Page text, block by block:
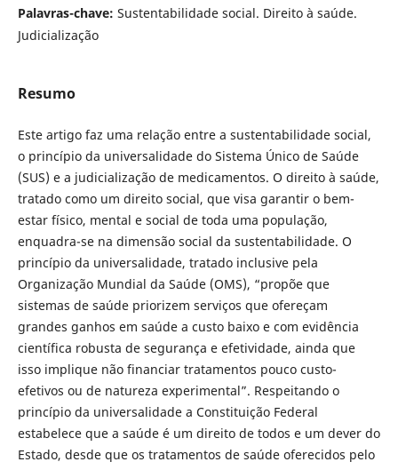
Palavras-chave: Sustentabilidade social. Direito à saúde.
Judicialização
Resumo
Este artigo faz uma relação entre a sustentabilidade social,
o princípio da universalidade do Sistema Único de Saúde
(SUS) e a judicialização de medicamentos. O direito à saúde,
tratado como um direito social, que visa garantir o bem-
estar físico, mental e social de toda uma população,
enquadra-se na dimensão social da sustentabilidade. O
princípio da universalidade, tratado inclusive pela
Organização Mundial da Saúde (OMS), “propõe que
sistemas de saúde priorizem serviços que ofereçam
grandes ganhos em saúde a custo baixo e com evidência
científica robusta de segurança e efetividade, ainda que
isso implique não financiar tratamentos pouco custo-
efetivos ou de natureza experimental”. Respeitando o
princípio da universalidade a Constituição Federal
estabelece que a saúde é um direito de todos e um dever do
Estado, desde que os tratamentos de saúde oferecidos pelo